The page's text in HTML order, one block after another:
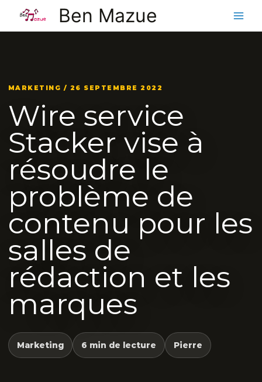
contenu
Ben Mazue
MARKETING / 26 SEPTEMBRE 2022
Wire service
Stacker vise à
résoudre le
problème de
contenu pour les
salles de
rédaction et les
marques
Marketing 6 min de lecture Pierre